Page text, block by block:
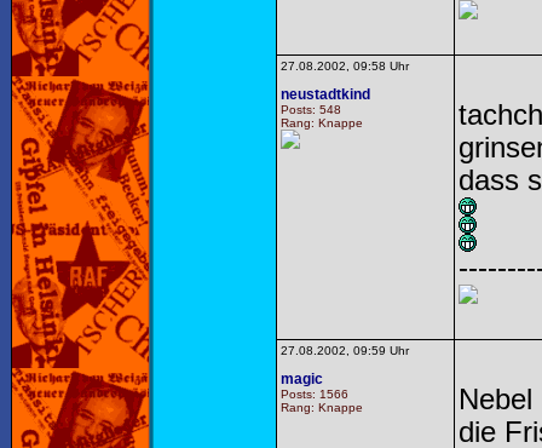
27.08.2002, 09:58 Uhr
neustadtkind
Posts: 548
Rang: Knappe
dass
27.08.2002, 09:59 Uhr
magic
Posts: 1566
Rang: Knappe
Nebel
die